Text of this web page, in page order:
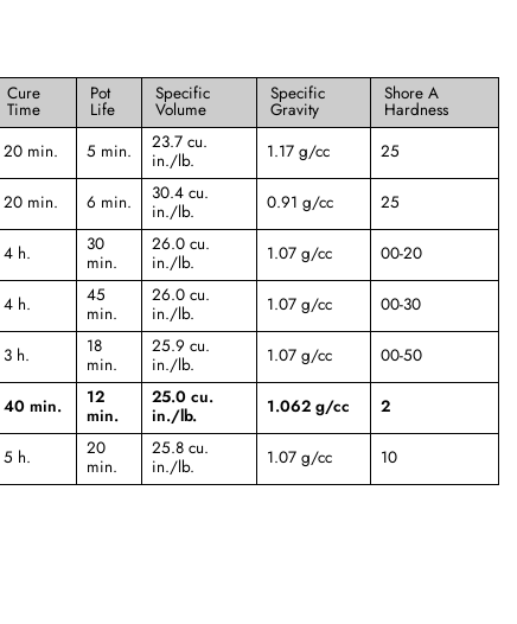
Cure
Time
Pot
Life
Specific
Volume
Specific
Gravity
Shore A
Hardness
20 min. 5 min.
23.7 cu.
in./lb.
1.17 g/cc 25
20 min. 6 min.
30.4 cu.
in./lb.
0.91 g/cc 25
4 h.
30
min.
26.0 cu.
in./lb.
1.07 g/cc 00-20
4 h.
45
min.
26.0 cu.
in./lb.
1.07 g/cc 00-30
3 h.
18
min.
25.9 cu.
in./lb.
1.07 g/cc 00-50
40 min.
12
min.
25.0 cu.
in./lb.
1.062 g/cc 2
5 h.
20
min.
25.8 cu.
in./lb.
1.07 g/cc 10